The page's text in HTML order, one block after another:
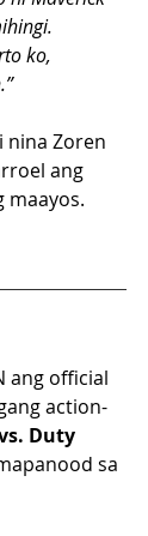
ko,
nina Zoren
ang
maayos.
ang official
action-
Duty
sa